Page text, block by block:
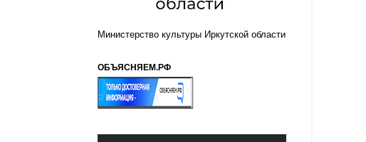
Министерство культуры Иркутской области
ОБЪЯСНЯЕМ.РФ